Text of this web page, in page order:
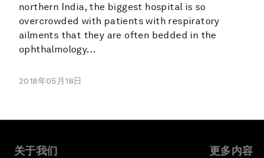
northern India, the biggest hospital is so
overcrowded with patients with respiratory
ailments that they are often bedded in the
ophthalmology...
2018年05月18日
关于我们 更多内容